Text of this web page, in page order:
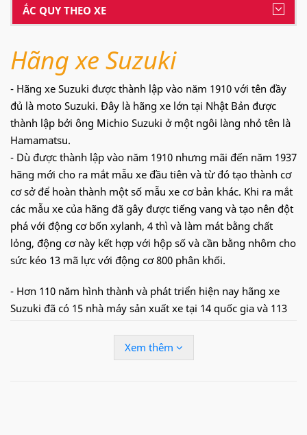
ẮC QUY THEO XE
Hãng xe Suzuki
- Hãng xe Suzuki được thành lập vào năm 1910 với tên đầy
đủ là moto Suzuki. Đây là hãng xe lớn tại Nhật Bản được
thành lập bởi ông Michio Suzuki ở một ngôi làng nhỏ tên là
Hamamatsu.
- Dù được thành lập vào năm 1910 nhưng mãi đến năm 1937
hãng mới cho ra mắt mẫu xe đầu tiên và từ đó tạo thành cơ
cơ sở để hoàn thành một số mẫu xe cơ bản khác. Khi ra mắt
các mẫu xe của hãng đã gây được tiếng vang và tạo nên đột
phá với động cơ bốn xylanh, 4 thì và làm mát bằng chất
lỏng, động cơ này kết hợp với hộp số và cần bằng nhôm cho
sức kéo 13 mã lực với động cơ 800 phân khối.
- Hơn 110 năm hình thành và phát triển hiện nay hãng xe
Suzuki đã có 15 nhà máy sản xuất xe tại 14 quốc gia và 113
có Việt Nam. Riêng tại Việt Nam thì vào năm 1995 Suzuki đã
lần đầu được giới thiệu và hoạt động bắt đầu từ năm 1996
Xem thêm